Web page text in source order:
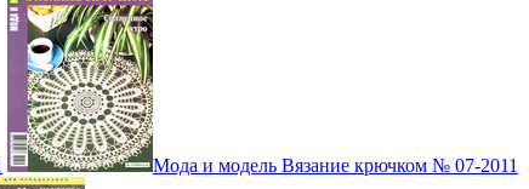
Мода и модель Вязание крючком № 07-2011